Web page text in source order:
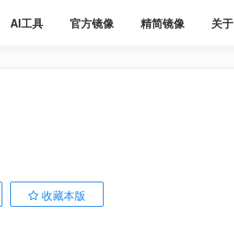
AI工具 官方镜像 精简镜像 关于
收藏本版